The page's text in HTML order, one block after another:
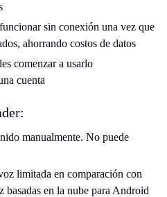
sin conexión una vez que
ahorrando costos de datos
comenzar a usarlo
cuenta
manualmente. No puede
limitada en comparación con
basadas en la nube para Android